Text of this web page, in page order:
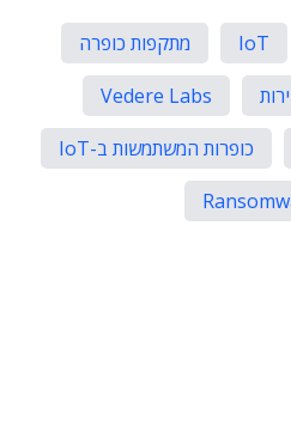
IoT
מתקפות כופרה
Vedere Labs
כופרות המשתמשות ב-IoT